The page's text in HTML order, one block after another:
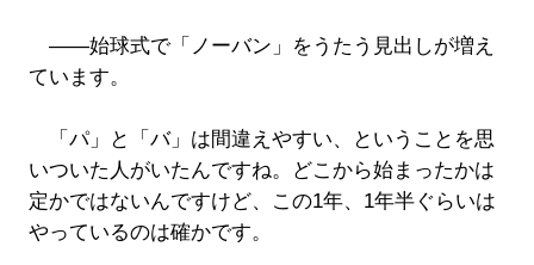
――始球式で「ノーバン」をうたう見出しが増え
ています。
「パ」と「バ」は間違えやすい、ということを思
いついた人がいたんですね。どこから始まったかは
定かではないんですけど、この1年、1年半ぐらいは
やっているのは確かです。